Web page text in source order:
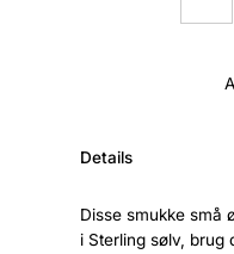
Details
Disse smukke små
i Sterling sølv, brug